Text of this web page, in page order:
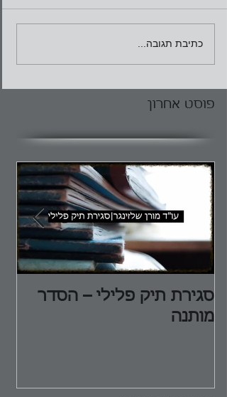
כתיבת תגובה...
פוסט אחרון
סגירת תיק פלילי – הסדר
מותנה